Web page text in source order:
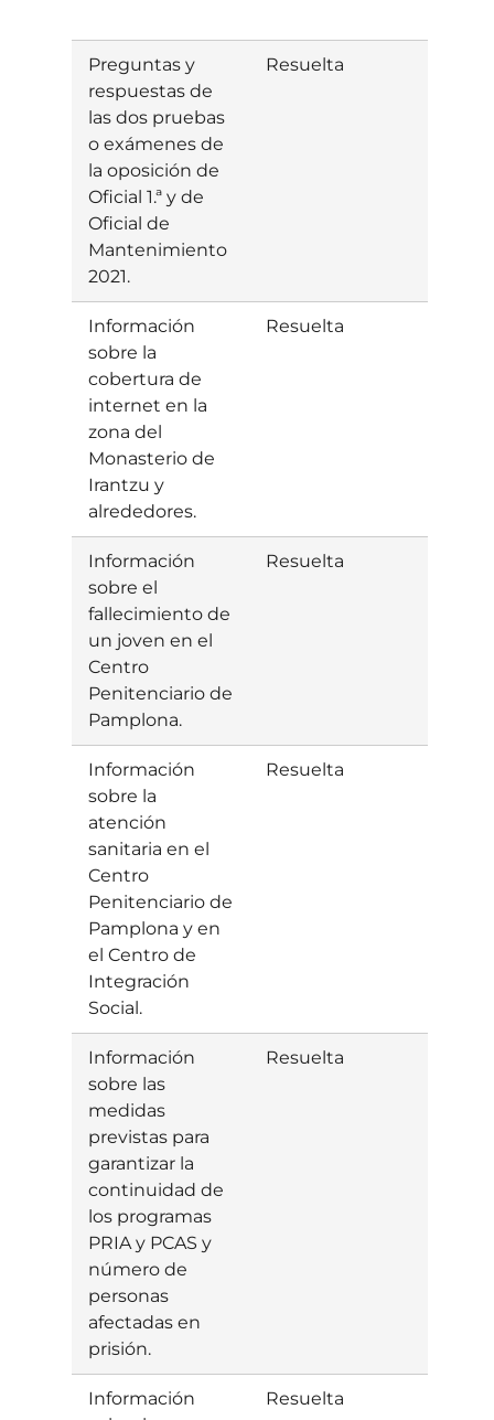
Preguntas y
respuestas de
las dos pruebas
o exámenes de
la oposición de
Oficial 1.ª y de
Oficial de
Mantenimiento
2021.
Resuelta
Información
sobre la
cobertura de
internet en la
zona del
Monasterio de
Irantzu y
alrededores.
Resuelta
Información
sobre el
fallecimiento de
un joven en el
Centro
Penitenciario de
Pamplona.
Resuelta
Información
sobre la
atención
sanitaria en el
Centro
Penitenciario de
Pamplona y en
el Centro de
Integración
Social.
Resuelta
Información
sobre las
medidas
previstas para
garantizar la
continuidad de
los programas
PRIA y PCAS y
número de
personas
afectadas en
prisión.
Resuelta
Información
Resuelta